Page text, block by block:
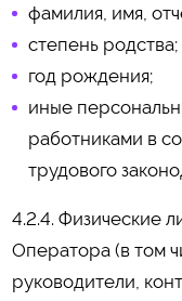
фамилия, имя,
степень родства;
год рождения;
иные
работниками в
трудового
4.2.4. Физические
Оператора (в том
руководители,